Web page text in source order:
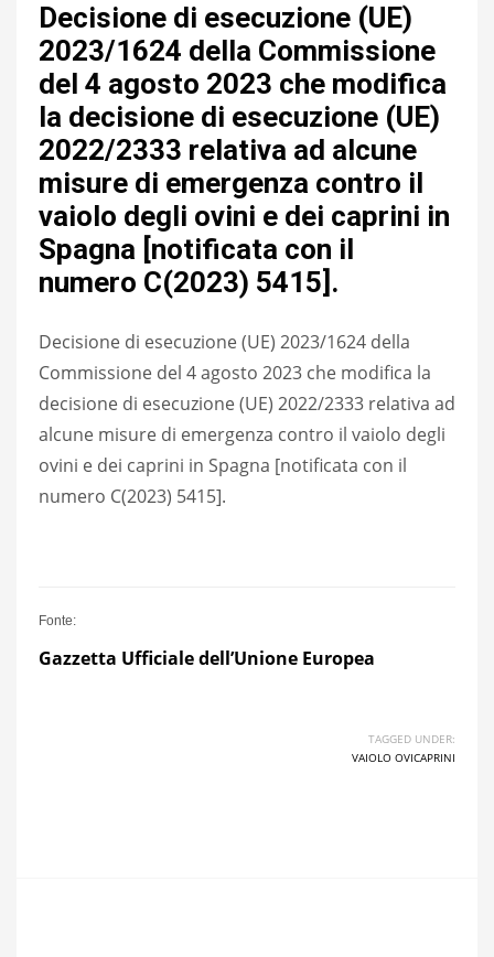
Decisione di esecuzione (UE)
2023/1624 della Commissione
del 4 agosto 2023 che modifica
la decisione di esecuzione (UE)
2022/2333 relativa ad alcune
misure di emergenza contro il
vaiolo degli ovini e dei caprini in
Spagna [notificata con il
numero C(2023) 5415].
Decisione di esecuzione (UE) 2023/1624 della
Commissione del 4 agosto 2023 che modifica la
decisione di esecuzione (UE) 2022/2333 relativa ad
alcune misure di emergenza contro il vaiolo degli
ovini e dei caprini in Spagna [notificata con il
numero C(2023) 5415].
Fonte:
Gazzetta Ufficiale dell’Unione Europea
TAGGED UNDER:
VAIOLO OVICAPRINI